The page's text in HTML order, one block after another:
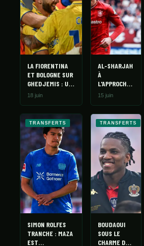
LA FIORENTINA
ET BOLOGNE SUR
GHEDJEMIS : UN
DÉPART À 15M€
18 juin
AL-SHARJAH
À
L'APPROCHE
DE ZERROUKI
GOLFE CET
ÉTÉ ?
15 juin
TRANSFERTS
SIMON ROLFES
TRANCHE : MAZA
EST
TRANSFERTS
BOUDAOUI
SOUS LE
CHARME DE